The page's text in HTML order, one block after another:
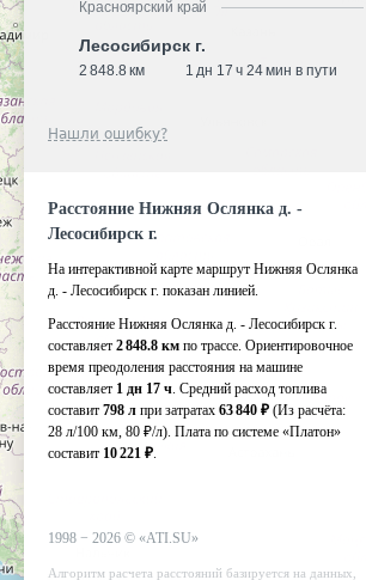
Красноярский край
Лесосибирск г.
2 848.8 км 1 дн 17 ч 24 мин в пути
Нашли ошибку?
Расстояние Нижняя Ослянка д. -
Лесосибирск г.
На интерактивной карте маршрут Нижняя Ослянка
д. - Лесосибирск г. показан линией.
Расстояние Нижняя Ослянка д. - Лесосибирск г.
составляет 2 848.8 км по трассе. Ориентировочное
время преодоления расстояния на машине
составляет 1 дн 17 ч. Средний расход топлива
составит 798 л при затратах 63 840 ₽ (Из расчёта:
28 л/100 км, 80 ₽/л). Плата по системе «Платон»
составит 10 221 ₽.
1998 − 2026 © «ATI.SU»
Алгоритм расчета расстояний базируется на данных,